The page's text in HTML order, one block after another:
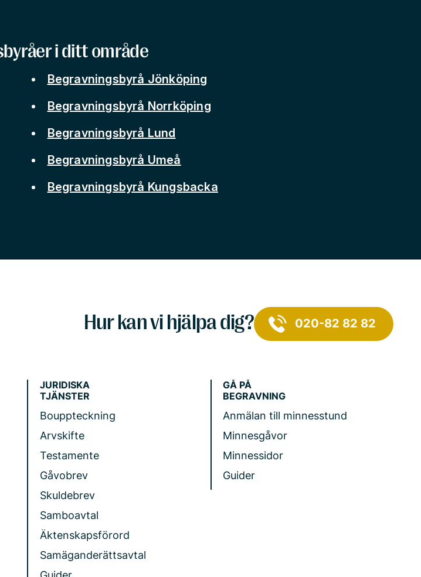
i ditt område
Begravningsbyrå Jönköping
Begravningsbyrå Norrköping
Begravningsbyrå Lund
Begravningsbyrå Umeå
Begravningsbyrå Kungsbacka
Hur kan vi hjälpa dig? 020-82 82 82
JURIDISKA
TJÄNSTER
Bouppteckning
Arvskifte
Testamente
Gåvobrev
Skuldebrev
Samboavtal
Äktenskapsförord
Samäganderättsavtal
GÅ PÅ
BEGRAVNING
Anmälan till minnesstund
Minnesgåvor
Minnessidor
Guider